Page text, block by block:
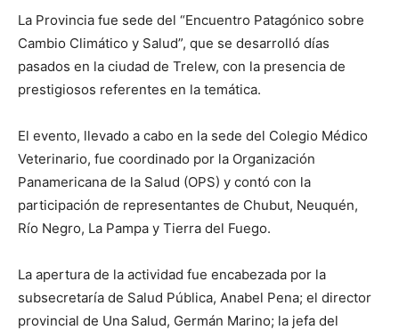
La Provincia fue sede del “Encuentro Patagónico sobre
Cambio Climático y Salud”, que se desarrolló días
pasados en la ciudad de Trelew, con la presencia de
prestigiosos referentes en la temática.
El evento, llevado a cabo en la sede del Colegio Médico
Veterinario, fue coordinado por la Organización
Panamericana de la Salud (OPS) y contó con la
participación de representantes de Chubut, Neuquén,
Río Negro, La Pampa y Tierra del Fuego.
La apertura de la actividad fue encabezada por la
subsecretaría de Salud Pública, Anabel Pena; el director
provincial de Una Salud, Germán Marino; la jefa del